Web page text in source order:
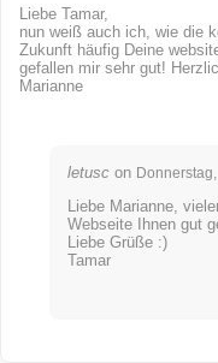
Liebe Tamar,
nun weiß auch ich, wie die
Zukunft häufig Deine
gefallen mir sehr gut!
Marianne
letusc on
Liebe Marianne,
Webseite Ihnen gut
Liebe Grüße :)
Tamar